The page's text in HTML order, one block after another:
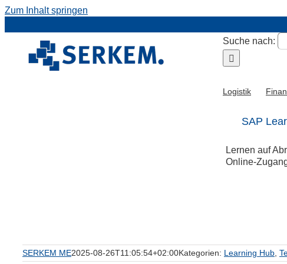
Zum Inhalt springen
Suche nach:
Logistik
SAP
Lernen auf
Online-
SERKEM ME2025-08-26T11:05:54+02:00Kategorien: Learning Hub